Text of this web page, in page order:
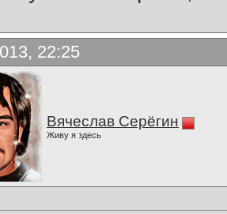
22:25
Вячеслав Серёгин
Живу я здесь